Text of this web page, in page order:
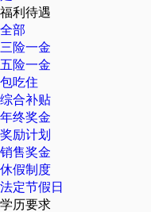
福利待遇
全部
三险一金
五险一金
包吃住
综合补贴
年终奖金
奖励计划
销售奖金
休假制度
法定节假日
学历要求